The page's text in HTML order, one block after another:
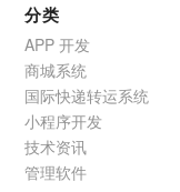
分类
APP 开发
商城系统
国际快递转运系统
小程序开发
技术资讯
管理软件